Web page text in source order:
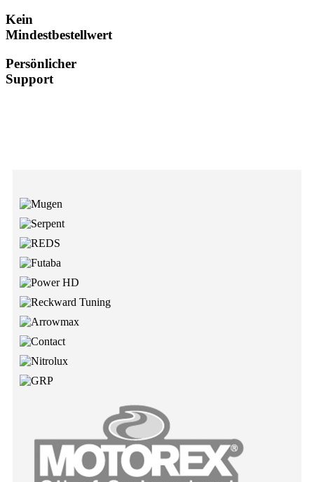
Kein
Mindestbestellwert
Persönlicher
Support